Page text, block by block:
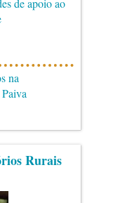
de apoio ao
na
Rurais